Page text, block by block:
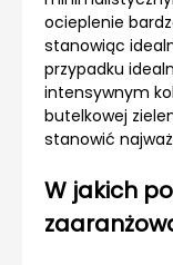
ocieplenie
stanowiąc
przypadku
intensywnym
butelkowej
stanowić
W jakich